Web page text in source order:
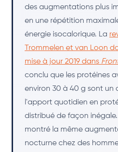
des augmentations plus
en une répétition
énergie isocalorique. La
Trommelen et van Loon
mise à jour 2019 dans
conclu que les protéines
environ 30 à 40 g sont un
l'apport quotidien en
distribué de façon inégale.
montré la même
nocturne chez des